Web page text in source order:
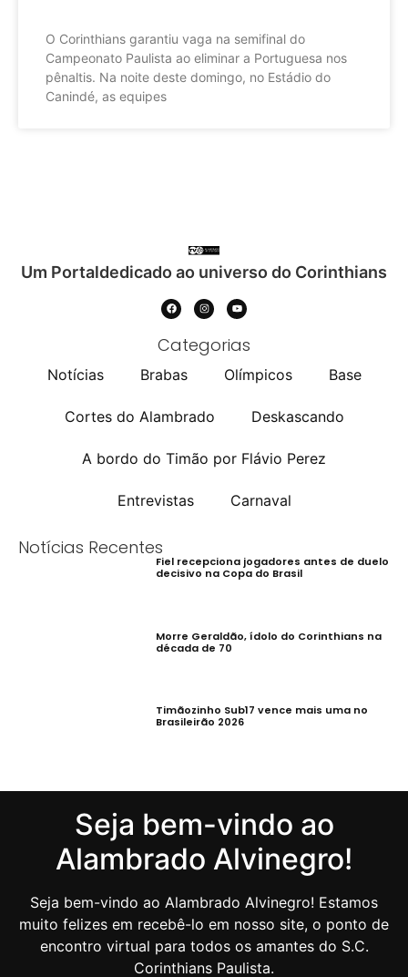
O Corinthians garantiu vaga na semifinal do
Campeonato Paulista ao eliminar a Portuguesa nos
pênaltis. Na noite deste domingo, no Estádio do
Canindé, as equipes
Um Portaldedicado ao universo do Corinthians
Categorias
Notícias Brabas Olímpicos Base
Cortes do Alambrado Deskascando
A bordo do Timão por Flávio Perez
Entrevistas Carnaval
Notícias Recentes
Fiel recepciona jogadores antes de duelo
decisivo na Copa do Brasil
Morre Geraldão, ídolo do Corinthians na
década de 70
Timãozinho Sub17 vence mais uma no
Brasileirão 2026
Seja bem-vindo ao
Alambrado Alvinegro!
Seja bem-vindo ao Alambrado Alvinegro! Estamos
muito felizes em recebê-lo em nosso site, o ponto de
encontro virtual para todos os amantes do S.C.
Corinthians Paulista.